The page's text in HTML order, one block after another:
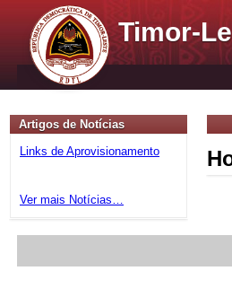
Timor-
Artigos de Notícias
Links de Aprovisionamento
Ver mais Notícias…